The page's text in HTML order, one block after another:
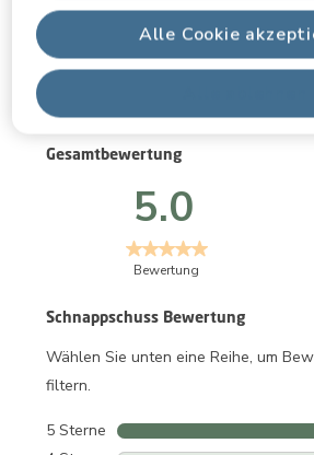
Alle Cookie
Schnappschuss Bewertung
Wählen Sie unten eine Reihe, um
filtern.
5 Sterne Sterne
Gesamtbewertung
5.0
Bewertung